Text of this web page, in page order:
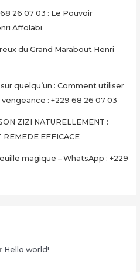
26 07 03 : Le Pouvoir
Affolabi
du Grand Marabout Henri
quelqu’un : Comment utiliser
: +229 68 26 07 03
ZIZI NATURELLEMENT :
REMEDE EFFICACE
magique – WhatsApp : +229
Hello world!